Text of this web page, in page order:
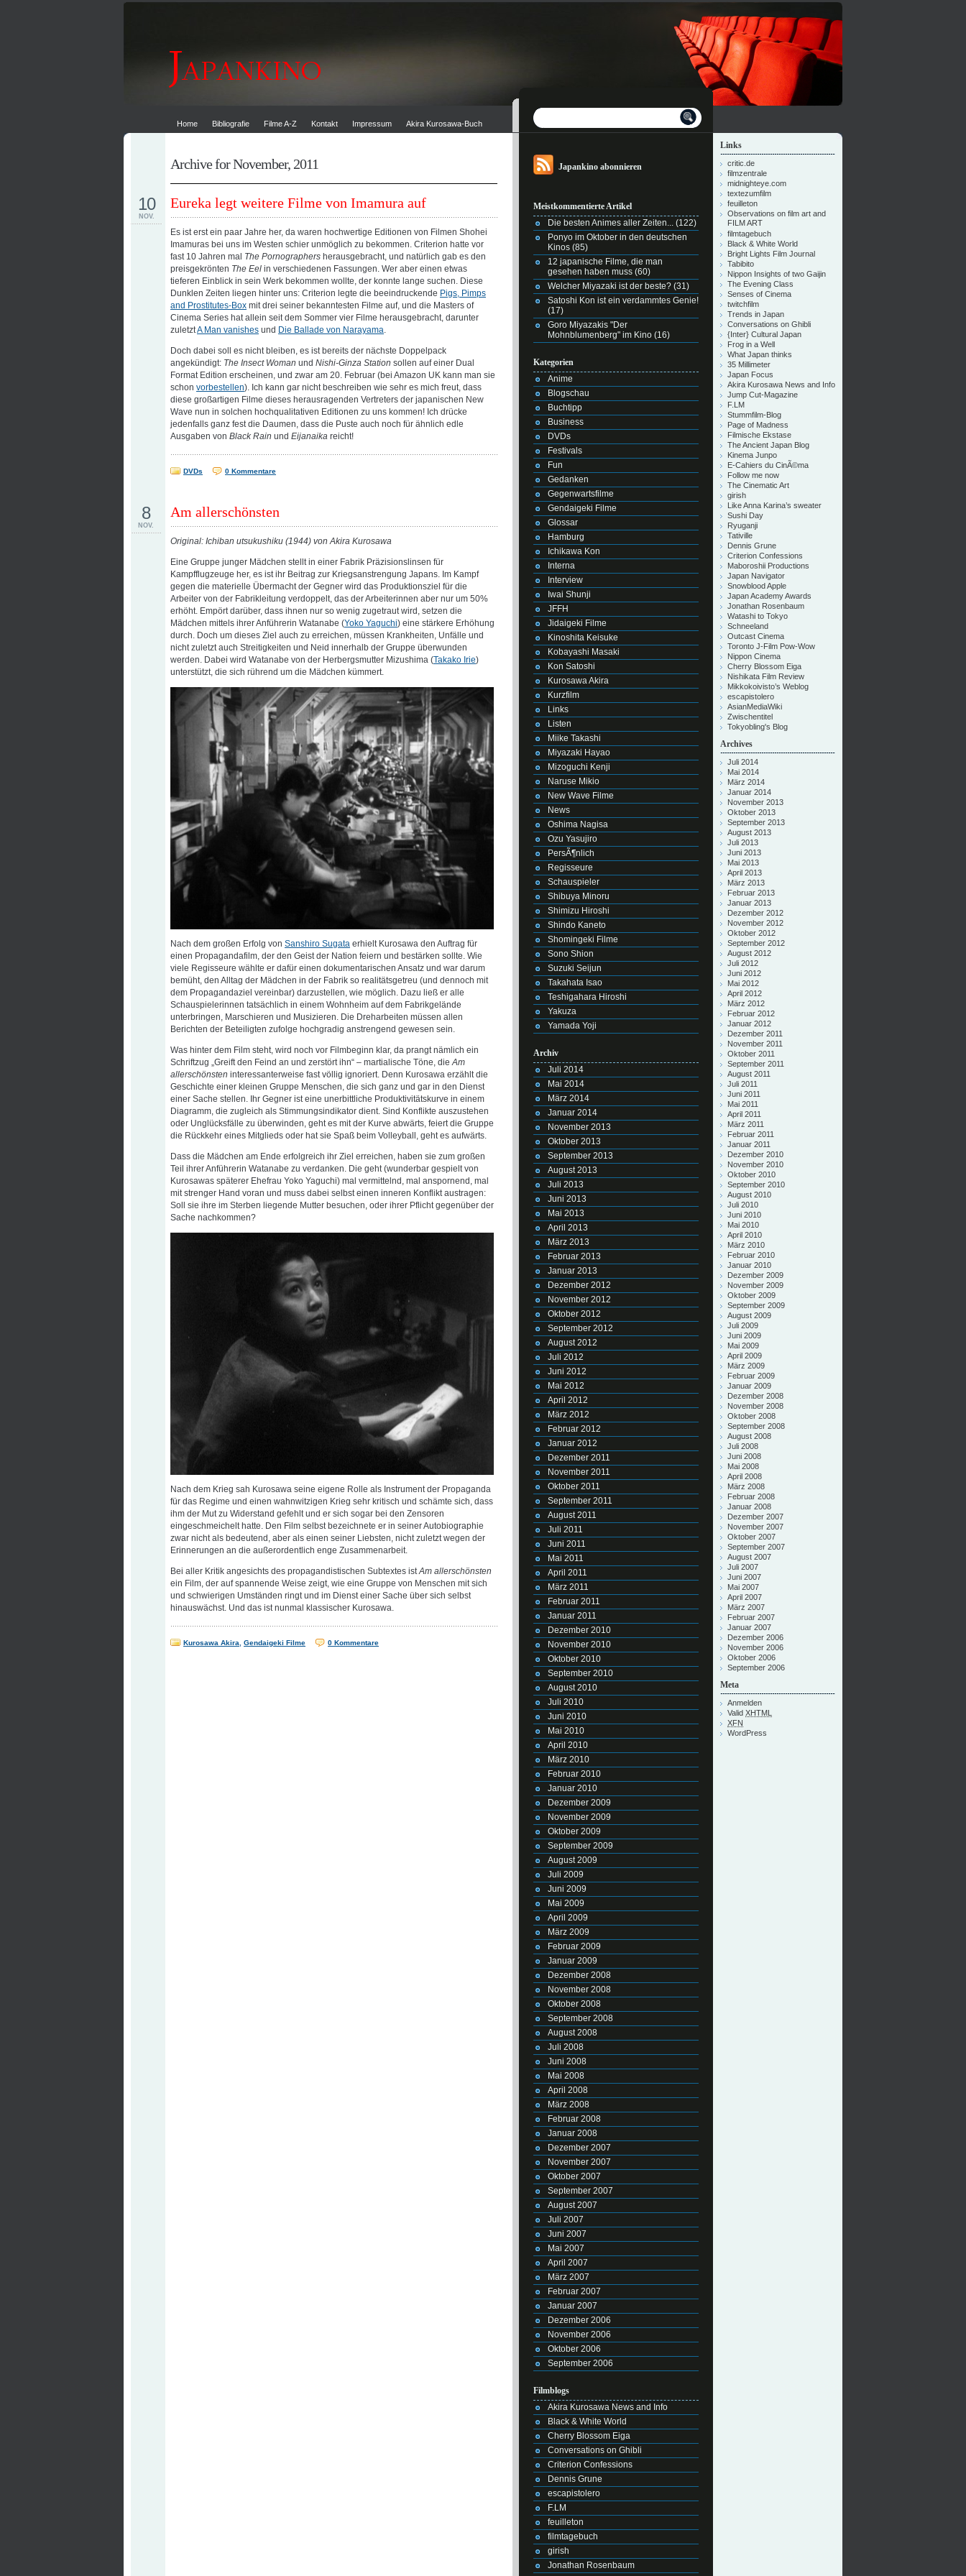
Home Bibliografie Filme A-Z Kontakt Impressum Akira Kurosawa-Buch
Archive for November, 2011
Eureka legt weitere Filme von Imamura auf
10
NOV.
Es ist erst ein paar Jahre her, da waren hochwertige Editionen von Filmen Shohei
Imamuras bei uns im Westen schier unmöglich zu bekommen. Criterion hatte vor
fast 10 Jahren mal The Pornographers herausgebracht, und natürlich gab es den
preisgekrönten The Eel in verschiedenen Fassungen. Wer aber einen etwas
tieferen Einblick in sein Werk bekommen wollte, der konnte lange suchen. Diese
Dunklen Zeiten liegen hinter uns: Criterion legte die beeindruckende Pigs, Pimps
and Prostitutes-Box mit drei seiner bekanntesten Filme auf, und die Masters of
Cinema Series hat allein seit dem Sommer vier Filme herausgebracht, darunter
zuletztA Man vanishes und Die Ballade von Narayama.
Doch dabei soll es nicht bleiben, es ist bereits der nächste Doppelpack
angekündigt: The Insect Woman und Nishi-Ginza Station sollen auf einer Dual
Format Edition erscheinen, und zwar am 20. Februar (bei Amazon UK kann man sie
schon vorbestellen). Ich kann gar nicht beschreiben wie sehr es mich freut, dass
diese großartigen Filme dieses herausragenden Vertreters der japanischen New
Wave nun in solchen hochqualitativen Editionen zu uns kommen! Ich drücke
jedenfalls ganz fest die Daumen, dass die Puste auch noch für ähnlich edle
Ausgaben von Black Rain und Eijanaika reicht!
DVDs 0 Kommentare
Am allerschönsten
8
NOV.
Original: Ichiban utsukushiku (1944) von Akira Kurosawa
Eine Gruppe junger Mädchen stellt in einer Fabrik Präzisionslinsen für
Kampfflugzeuge her, es ist ihr Beitrag zur Kriegsanstrengung Japans. Im Kampf
gegen die materielle Übermacht der Gegner wird das Produktionsziel für die
Arbeiter von der Fabrikleitung verdoppelt, das der Arbeiterinnen aber nur um 50%
erhöht. Empört darüber, dass ihnen nur so wenig zugetraut wird, setzen die
Mädchen mittels ihrer Anführerin Watanabe (Yoko Yaguchi) eine stärkere Erhöhung
durch. Doch um dieses Ziel auch zu erreichen, müssen Krankheiten, Unfälle und
nicht zuletzt auch Streitigkeiten und Neid innerhalb der Gruppe überwunden
werden. Dabei wird Watanabe von der Herbergsmutter Mizushima (Takako Irie)
unterstützt, die sich rührend um die Mädchen kümmert.
Nach dem großen Erfolg von Sanshiro Sugata erhielt Kurosawa den Auftrag für
einen Propagandafilm, der den Geist der Nation feiern und bestärken sollte. Wie
viele Regisseure wählte er dafür einen dokumentarischen Ansatz und war darum
bemüht, den Alltag der Mädchen in der Fabrik so realitätsgetreu (und dennoch mit
dem Propagandaziel vereinbar) darzustellen, wie möglich. Dazu ließ er alle
Schauspielerinnen tatsächlich in einem Wohnheim auf dem Fabrikgelände
unterbringen, Marschieren und Musizieren. Die Dreharbeiten müssen allen
Berichten der Beteiligten zufolge hochgradig anstrengend gewesen sein.
Was hinter dem Film steht, wird noch vor Filmbeginn klar, da prangt nämlich ein
Schriftzug „Greift den Feind an und zerstört ihn“ – martialische Töne, dieAm
allerschönsten interessanterweise fast völlig ignoriert. Denn Kurosawa erzählt die
Geschichte einer kleinen Gruppe Menschen, die sich ganz und gar in den Dienst
einer Sache stellen. Ihr Gegner ist eine unerbittliche Produktivitätskurve in einem
Diagramm, die zugleich als Stimmungsindikator dient. Sind Konflikte auszustehen
oder Unglücksfälle zu überwinden, geht es mit der Kurve abwärts, feiert die Gruppe
die Rückkehr eines Mitglieds oder hat sie Spaß beim Volleyball, geht es aufwärts.
Dass die Mädchen am Ende erfolgreich ihr Ziel erreichen, haben sie zum großen
Teil ihrer Anführerin Watanabe zu verdanken. Die geht (wunderbar gespielt von
Kurosawas späterer Ehefrau Yoko Yaguchi) mal vermittelnd, mal anspornend, mal
mit strenger Hand voran und muss dabei selbst einen inneren Konflikt austragen:
Soll sie ihre im Sterben liegende Mutter besuchen, oder ihrer Pflicht gegenüber der
Sache nachkommen?
Nach dem Krieg sah Kurosawa seine eigene Rolle als Instrument der Propaganda
für das Regime und einen wahnwitzigen Krieg sehr kritisch und schämte sich, dass
ihm der Mut zu Widerstand gefehlt und er sich sogar bei den Zensoren
eingeschmeichelt hatte. Den Film selbst bezeichnete er in seiner Autobiographie
zwar nicht als bedeutend, aber als einen seiner Liebsten, nicht zuletzt wegen der
Erinnerungen an die außerordentlich enge Zusammenarbeit.
Bei aller Kritik angesichts des propagandistischen Subtextes istAm allerschönsten
ein Film, der auf spannende Weise zeigt, wie eine Gruppe von Menschen mit sich
und schwierigen Umständen ringt und im Dienst einer Sache über sich selbst
hinauswächst. Und das ist nunmal klassischer Kurosawa.
Kurosawa Akira Gendaigeki Filme 0 Kommentare
Japankino abonnieren
Meistkommentierte Artikel
Die besten Animes aller Zeiten... (122)
Ponyo im Oktober in den deutschen
Kinos (85)
12 japanische Filme, die man
gesehen haben muss (60)
Welcher Miyazaki ist der beste? (31)
Satoshi Kon ist ein verdammtes Genie!
(17)
Goro Miyazakis "Der
Mohnblumenberg" im Kino (16)
Kategorien
Anime
Blogschau
Buchtipp
Business
DVDs
Festivals
Fun
Gedanken
Gegenwartsfilme
Gendaigeki Filme
Glossar
Hamburg
Ichikawa Kon
Interna
Interview
Iwai Shunji
JFFH
Jidaigeki Filme
Kinoshita Keisuke
Kobayashi Masaki
Kon Satoshi
Kurosawa Akira
Kurzfilm
Links
Listen
Miike Takashi
Miyazaki Hayao
Mizoguchi Kenji
Naruse Mikio
New Wave Filme
News
Oshima Nagisa
Ozu Yasujiro
PersÃ¶nlich
Regisseure
Schauspieler
Shibuya Minoru
Shimizu Hiroshi
Shindo Kaneto
Shomingeki Filme
Sono Shion
Suzuki Seijun
Takahata Isao
Teshigahara Hiroshi
Yakuza
Yamada Yoji
Archiv
Juli 2014
Mai 2014
März 2014
Januar 2014
November 2013
Oktober 2013
September 2013
August 2013
Juli 2013
Juni 2013
Mai 2013
April 2013
März 2013
Februar 2013
Januar 2013
Dezember 2012
November 2012
Oktober 2012
September 2012
August 2012
Juli 2012
Juni 2012
Mai 2012
April 2012
März 2012
Februar 2012
Januar 2012
Dezember 2011
November 2011
Oktober 2011
September 2011
August 2011
Juli 2011
Juni 2011
Mai 2011
April 2011
März 2011
Februar 2011
Januar 2011
Dezember 2010
November 2010
Oktober 2010
September 2010
August 2010
Juli 2010
Juni 2010
Mai 2010
April 2010
März 2010
Februar 2010
Januar 2010
Dezember 2009
November 2009
Oktober 2009
September 2009
August 2009
Juli 2009
Juni 2009
Mai 2009
April 2009
März 2009
Februar 2009
Januar 2009
Dezember 2008
November 2008
Oktober 2008
September 2008
August 2008
Juli 2008
Juni 2008
Mai 2008
April 2008
März 2008
Februar 2008
Januar 2008
Dezember 2007
November 2007
Oktober 2007
September 2007
August 2007
Juli 2007
Juni 2007
Mai 2007
April 2007
März 2007
Februar 2007
Januar 2007
Dezember 2006
November 2006
Oktober 2006
September 2006
Filmblogs
Akira Kurosawa News and Info
Black & White World
Cherry Blossom Eiga
Conversations on Ghibli
Criterion Confessions
Dennis Grune
escapistolero
F.LM
feuilleton
filmtagebuch
girish
Jonathan Rosenbaum
Links
critic.de
filmzentrale
midnighteye.com
textezumfilm
feuilleton
Observations on film art and
FILM ART
filmtagebuch
Black & White World
Bright Lights Film Journal
Tabibito
Nippon Insights of two Gaijin
The Evening Class
Senses of Cinema
twitchfilm
Trends in Japan
Conversations on Ghibli
{Inter} Cultural Japan
Frog in a Well
What Japan thinks
35 Millimeter
Japan Focus
Akira Kurosawa News and Info
Jump Cut-Magazine
F.LM
Stummfilm-Blog
Page of Madness
Filmische Ekstase
The Ancient Japan Blog
Kinema Junpo
E-Cahiers du CinÃ©ma
Follow me now
The Cinematic Art
girish
Like Anna Karina’s sweater
Sushi Day
Ryuganji
Tativille
Dennis Grune
Criterion Confessions
Maboroshii Productions
Japan Navigator
Snowblood Apple
Japan Academy Awards
Jonathan Rosenbaum
Watashi to Tokyo
Schneeland
Outcast Cinema
Toronto J-Film Pow-Wow
Nippon Cinema
Cherry Blossom Eiga
Nishikata Film Review
Mikkokoivisto’s Weblog
escapistolero
AsianMediaWiki
Zwischentitel
Tokyobling's Blog
Archives
Juli 2014
Mai 2014
März 2014
Januar 2014
November 2013
Oktober 2013
September 2013
August 2013
Juli 2013
Juni 2013
Mai 2013
April 2013
März 2013
Februar 2013
Januar 2013
Dezember 2012
November 2012
Oktober 2012
September 2012
August 2012
Juli 2012
Juni 2012
Mai 2012
April 2012
März 2012
Februar 2012
Januar 2012
Dezember 2011
November 2011
Oktober 2011
September 2011
August 2011
Juli 2011
Juni 2011
Mai 2011
April 2011
März 2011
Februar 2011
Januar 2011
Dezember 2010
November 2010
Oktober 2010
September 2010
August 2010
Juli 2010
Juni 2010
Mai 2010
April 2010
März 2010
Februar 2010
Januar 2010
Dezember 2009
November 2009
Oktober 2009
September 2009
August 2009
Juli 2009
Juni 2009
Mai 2009
April 2009
März 2009
Februar 2009
Januar 2009
Dezember 2008
November 2008
Oktober 2008
September 2008
August 2008
Juli 2008
Juni 2008
Mai 2008
April 2008
März 2008
Februar 2008
Januar 2008
Dezember 2007
November 2007
Oktober 2007
September 2007
August 2007
Juli 2007
Juni 2007
Mai 2007
April 2007
März 2007
Februar 2007
Januar 2007
Dezember 2006
November 2006
Oktober 2006
September 2006
Meta
Anmelden
Valid XHTML
XFN
WordPress